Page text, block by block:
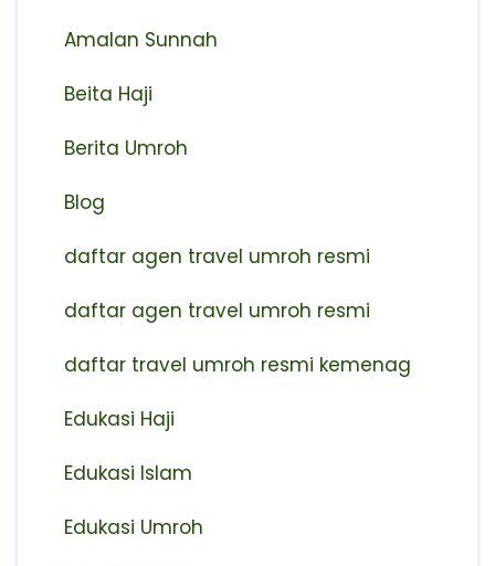
Amalan Sunnah
Beita Haji
Berita Umroh
Blog
daftar agen travel umroh resmi
⁠daftar agen travel umroh resmi
daftar travel umroh resmi kemenag
Edukasi Haji
Edukasi Islam
Edukasi Umroh